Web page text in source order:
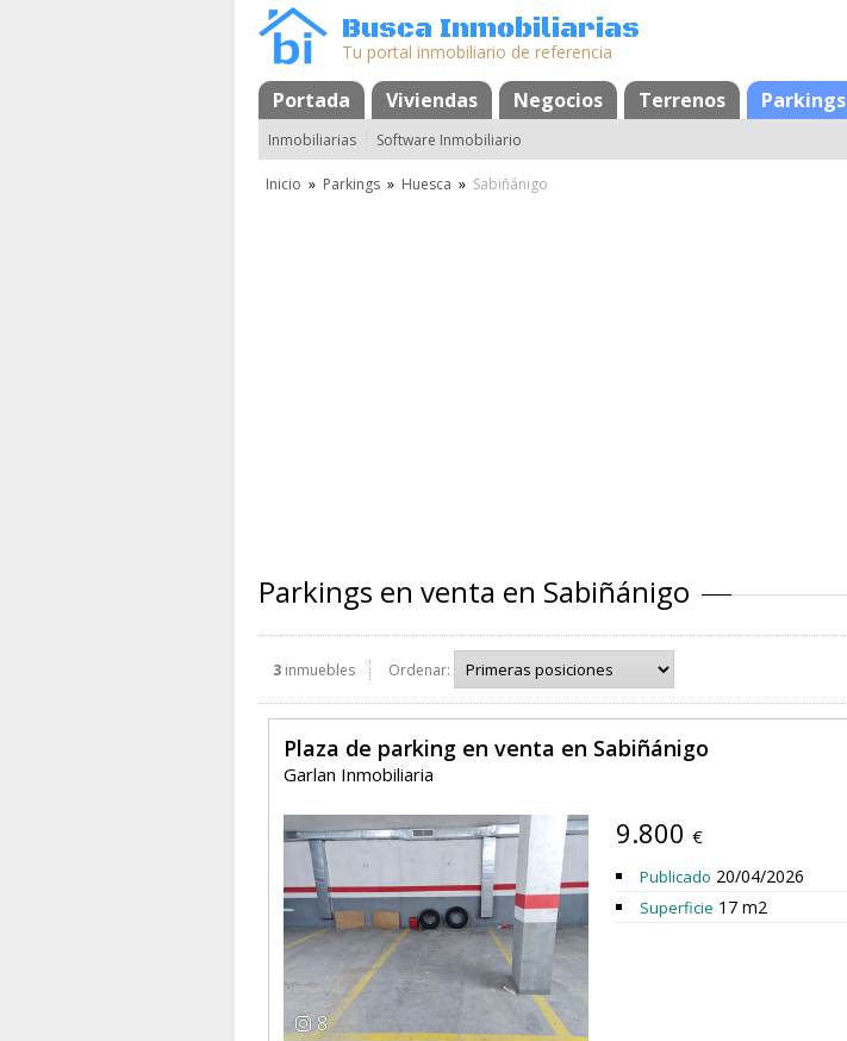
Busca Inmobiliarias
Tu portal inmobiliario de referencia
Portada Viviendas Negocios Terrenos Parkings
MapaFavoritos
Inmobiliarias Software Inmobiliario
Inicio » Parkings » Huesca » Sabiñánigo
Parkings en venta en Sabiñánigo
3 inmuebles Ordenar:
Plaza de parking en venta en Sabiñánigo
Garlan Inmobiliaria
8
9.800 €
Publicado 20/04/2026
Superficie 17 m2